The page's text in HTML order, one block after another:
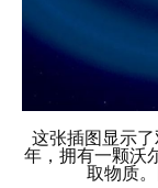
这张插图显示
年，拥有一颗沃
取物质